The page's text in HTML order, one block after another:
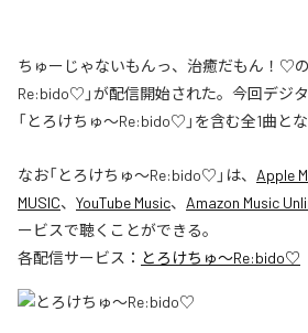
ちゅーじゃないもんっ、治癒だもん！♡
Re:bido♡」が配信開始された。今回デジ
「とろけちゅ〜Re:bido♡」を含む全1曲とな
なお「とろけちゅ〜Re:bido♡ 」は、 Apple
MUSIC、 YouTube Music、 Amazon Music
ービスで聴くことができる。
各配信サービス： とろけちゅ〜Re:bido♡